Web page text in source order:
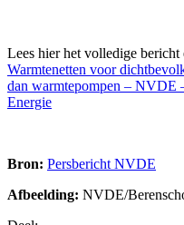
Lees hier het volledige
Warmtenetten voor
dan warmtepompen – NVDE
Energie
Bron: Persbericht NVDE
Afbeelding: NVDE/